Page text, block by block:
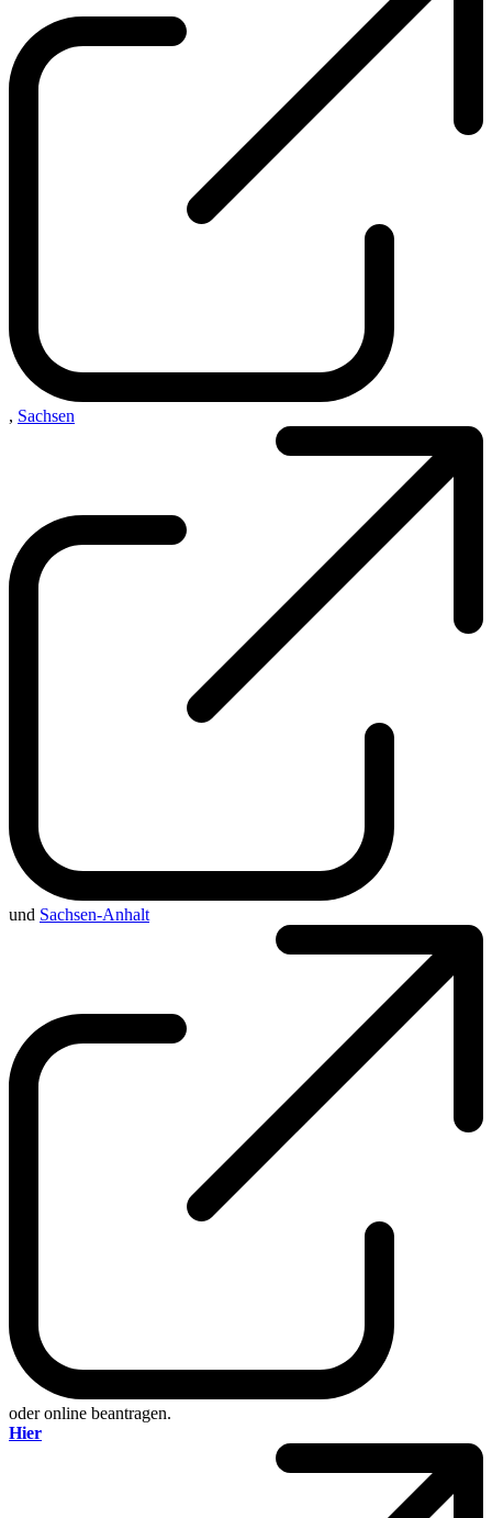
, Sachsen
und Sachsen-Anhalt
oder online beantragen.
Hier